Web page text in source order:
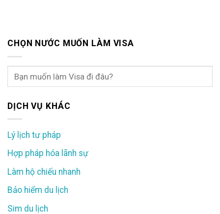
CHỌN NƯỚC MUỐN LÀM VISA
DỊCH VỤ KHÁC
Lý lịch tư pháp
Hợp pháp hóa lãnh sự
Làm hộ chiếu nhanh
Bảo hiểm du lịch
Sim du lịch